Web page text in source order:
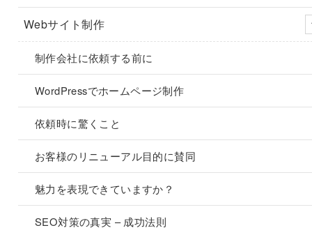
Webサイト制作
制作会社に依頼する前に
WordPressでホームページ制作
依頼時に驚くこと
お客様のリニューアル目的に賛同
魅力を表現できていますか？
SEO対策の真実 – 成功法則